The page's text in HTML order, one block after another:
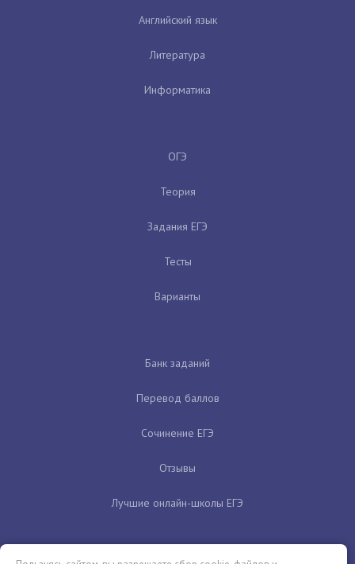
Английский язык
Литература
Информатика
ОГЭ
Теория
Задания ЕГЭ
Тесты
Варианты
Банк заданий
Перевод баллов
Сочинение ЕГЭ
Отзывы
Лучшие онлайн-школы ЕГЭ